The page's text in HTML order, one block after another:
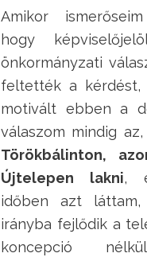
Amikor
hogy
önkormányzati
feltették a kérdést,
motivált ebben a
válaszom mindig
Törökbálinton,
Újtelepen lakni,
időben azt
irányba fejlődik a
koncepció